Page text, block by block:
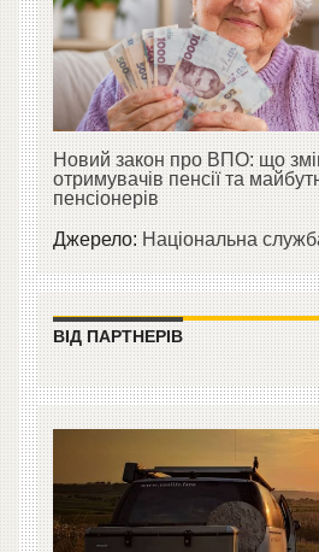
Новий закон про ВПО: що
отримувачів пенсії та
пенсіонерів
Джерело:Національна
ВІД ПАРТНЕРІВ